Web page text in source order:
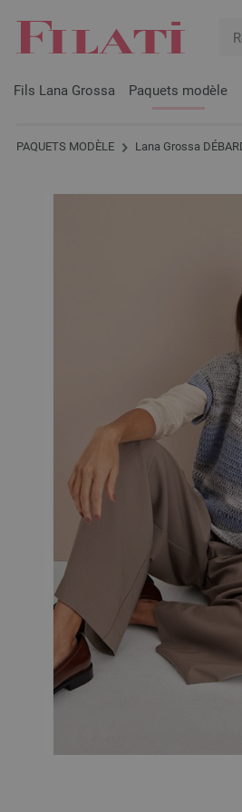
Fils Lana Grossa Paquets modèle
PAQUETS MODÈLE Lana Grossa